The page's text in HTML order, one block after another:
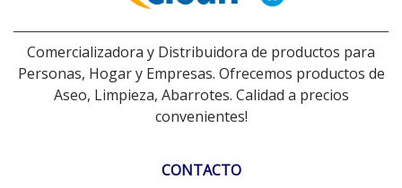
Comercializadora y Distribuidora de productos para
Personas, Hogar y Empresas. Ofrecemos productos de
Aseo, Limpieza, Abarrotes. Calidad a precios
convenientes!
CONTACTO